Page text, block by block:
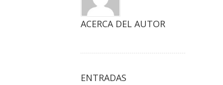
ACERCA DEL AUTOR
ENTRADAS